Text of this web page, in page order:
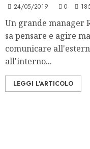
24/05/2019 0
Un grande manager
sa pensare e agire
comunicare
all'interno...
LEGGI L'ARTICOLO